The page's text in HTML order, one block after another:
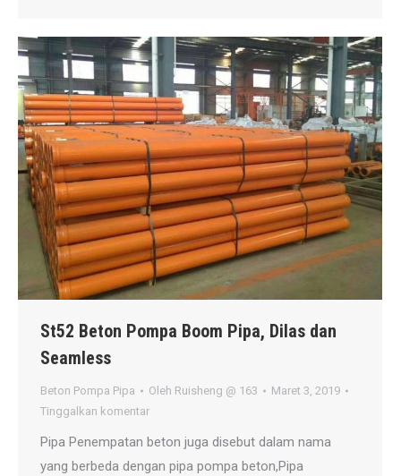
St52 Beton Pompa Boom Pipa, Dilas dan
Seamless
Beton Pompa Pipa Oleh Ruisheng @ 163
Maret 3, 2019
Tinggalkan komentar
Pipa Penempatan beton juga disebut dalam nama
yang berbeda dengan pipa pompa beton,Pipa